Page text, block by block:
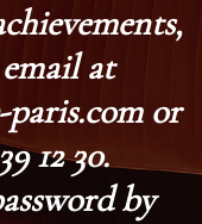
at
paris.com or
12 30.
by